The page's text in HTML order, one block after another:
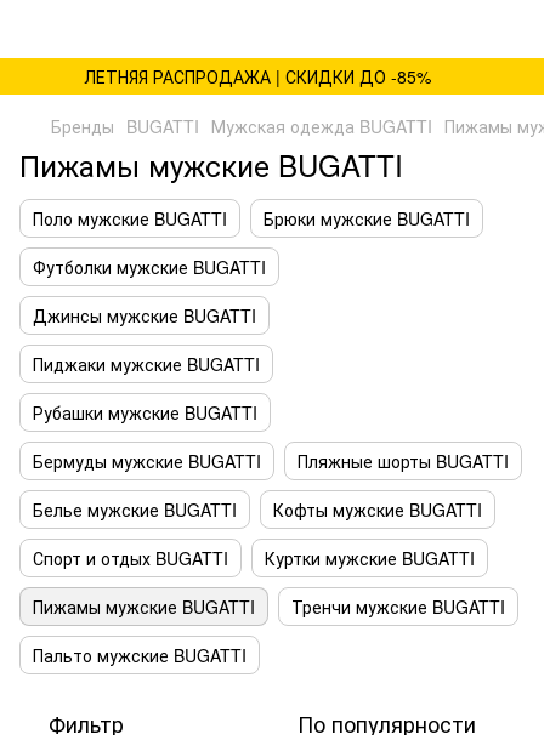
ЛЕТНЯЯ РАСПРОДАЖА | СКИДКИ ДО -85%
Бренды BUGATTI Мужская одежда BUGATTI Пижамы
Пижамы мужские BUGATTI
Поло мужские BUGATTI
Брюки мужские BUGATTI
Футболки мужские BUGATTI
Джинсы мужские BUGATTI
Пиджаки мужские BUGATTI
Рубашки мужские BUGATTI
Бермуды мужские BUGATTI
Пляжные шорты BUGATTI
Белье мужские BUGATTI
Кофты мужские BUGATTI
Спорт и отдых BUGATTI
Куртки мужские BUGATTI
Пижамы мужские BUGATTI
Тренчи мужские BUGATTI
Пальто мужские BUGATTI
Фильтр По популярности